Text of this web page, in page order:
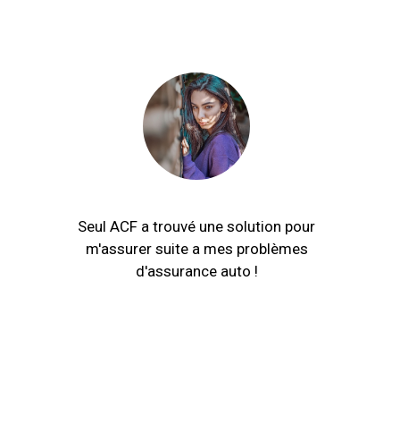
Seul ACF a trouvé une solution pour
m'assurer suite a mes problèmes
d'assurance auto !